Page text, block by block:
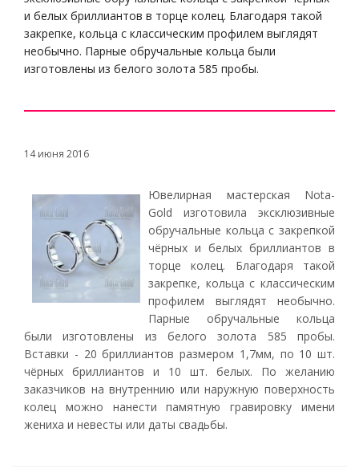
и белых бриллиантов в торце колец. Благодаря такой
закрепке, кольца с классическим профилем выглядят
необычно. Парные обручальные кольца были
изготовлены из белого золота 585 пробы.
14 июня 2016
Ювелирная мастерская Nota-
Gold изготовила эксклюзивные
обручальные кольца с закрепкой
чёрных и белых бриллиантов в
торце колец. Благодаря такой
закрепке, кольца с классическим
профилем выглядят необычно.
Парные обручальные кольца
были изготовлены из белого золота 585 пробы.
Вставки - 20 бриллиантов размером 1,7мм, по 10 шт.
чёрных бриллиантов и 10 шт. белых. По желанию
заказчиков на внутреннию или наружную поверхность
колец можно нанести памятную гравировку имени
жениха и невесты или даты свадьбы.